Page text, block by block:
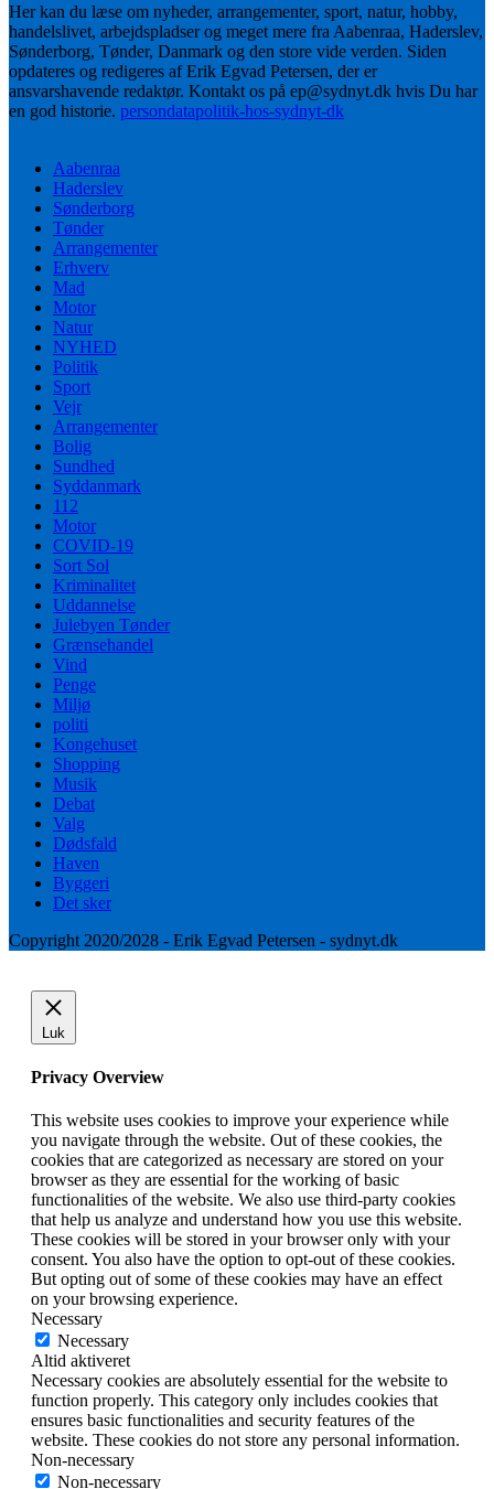
Her kan du læse om nyheder, arrangementer, sport, natur, hobby,
handelslivet, arbejdspladser og meget mere fra Aabenraa, Haderslev,
Sønderborg, Tønder, Danmark og den store vide verden. Siden
opdateres og redigeres af Erik Egvad Petersen, der er
ansvarshavende redaktør. Kontakt os på ep@sydnyt.dk hvis Du har
en god historie. persondatapolitik-hos-sydnyt-dk
Aabenraa
Haderslev
Sønderborg
Tønder
Arrangementer
Erhverv
Mad
Motor
Natur
NYHED
Politik
Sport
Vejr
Arrangementer
Bolig
Sundhed
Syddanmark
112
Motor
COVID-19
Sort Sol
Kriminalitet
Uddannelse
Julebyen Tønder
Grænsehandel
Vind
Penge
Miljø
politi
Kongehuset
Shopping
Musik
Debat
Valg
Dødsfald
Haven
Byggeri
Det sker
Copyright 2020/2028 - Erik Egvad Petersen - sydnyt.dk
Luk
Privacy Overview
This website uses cookies to improve your experience while
you navigate through the website. Out of these cookies, the
cookies that are categorized as necessary are stored on your
browser as they are essential for the working of basic
functionalities of the website. We also use third-party cookies
that help us analyze and understand how you use this website.
These cookies will be stored in your browser only with your
consent. You also have the option to opt-out of these cookies.
But opting out of some of these cookies may have an effect
on your browsing experience.
Necessary
Necessary
Altid aktiveret
Necessary cookies are absolutely essential for the website to
function properly. This category only includes cookies that
ensures basic functionalities and security features of the
website. These cookies do not store any personal information.
Non-necessary
Non-necessary